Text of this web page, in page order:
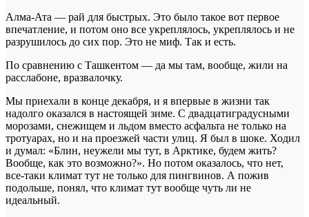
Алма-Ата — рай для быстрых. Это было такое вот первое
впечатление, и потом оно все укреплялось, укреплялось и не
разрушилось до сих пор. Это не миф. Так и есть.
По сравнению с Ташкентом — да мы там, вообще, жили на
расслабоне, вразвалочку.
Мы приехали в конце декабря, и я впервые в жизни так
надолго оказался в настоящей зиме. С двадцатиградусными
морозами, снежищем и льдом вместо асфальта не только на
тротуарах, но и на проезжей части улиц. Я был в шоке. Ходил
и думал: «Блин, неужели мы тут, в Арктике, будем жить?
Вообще, как это возможно?». Но потом оказалось, что нет,
все-таки климат тут не только для пингвинов. А пожив
подольше, понял, что климат тут вообще чуть ли не
идеальный.